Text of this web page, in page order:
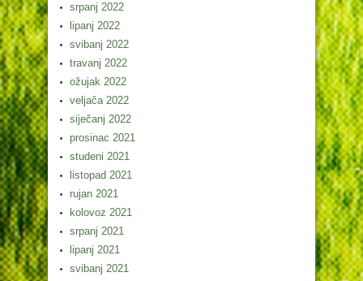
srpanj 2022
lipanj 2022
svibanj 2022
travanj 2022
ožujak 2022
veljača 2022
siječanj 2022
prosinac 2021
studeni 2021
listopad 2021
rujan 2021
kolovoz 2021
srpanj 2021
lipanj 2021
svibanj 2021